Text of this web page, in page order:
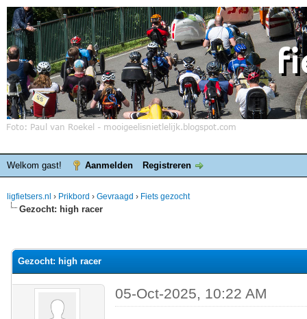
Welkom gast! Aanmelden Registreren
ligfietsers.nl › Prikbord › Gevraagd › Fiets gezocht
Gezocht: high racer
Gezocht: high racer
05-Oct-2025, 10:22 AM